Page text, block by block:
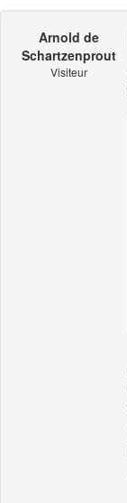
Arnold de
Schartzenprout
Visiteur